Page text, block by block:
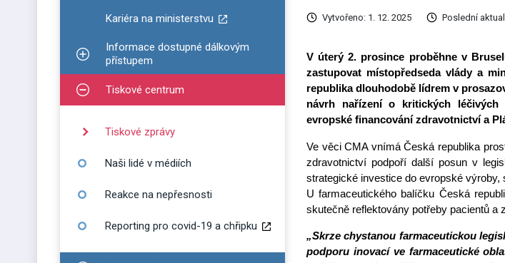
Kariéra na ministerstvu
Zobrazit podmenu pro Informace dostupné dálkovým přístupem
Informace dostupné dálkovým
přístupem
Zobrazit podmenu pro Tiskové centrum
Tiskové centrum
Tiskové zprávy
Naši lidé v médiích
Reakce na nepřesnosti
Reporting pro covid-19 a chřipku
Vytvořeno: 1. 12. 2025 Poslední
V úterý 2. prosince proběhne v
zastupovat místopředseda vlády a
republika dlouhodobě lídrem v
návrh nařízení o kritických léčivých
evropské financování zdravotnictví a
Ve věci CMA vnímá Česká republika
zdravotnictví podpoří další posun v
strategické investice do evropské
U farmaceutického balíčku Česká
skutečně reflektovány potřeby pacientů a
„Skrze chystanou farmaceutickou
podporu inovací ve farmaceutické